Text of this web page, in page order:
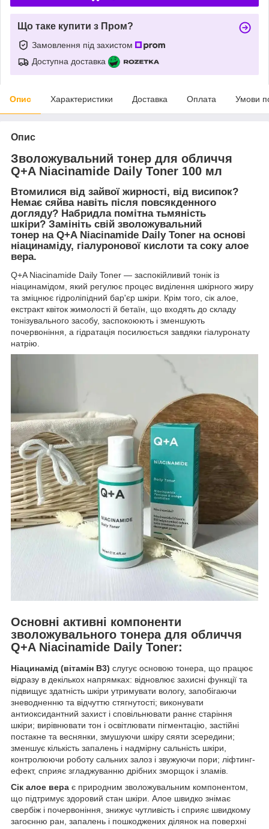
Що таке купити з Пром?
Замовлення під захистом
Доступна доставка
Опис Характеристики Доставка Оплата Умови
Опис
Зволожувальний тонер для обличчя
Q+A Niacinamide Daily Toner 100 мл
Втомилися від зайвої жирності, від висипок?
Немає сяйва навіть після повсякденного
догляду? Набридла помітна тьмяність
шкіри? Замініть свій зволожувальний
тонер на Q+A Niacinamide Daily Toner на основі
ніацинаміду, гіалуронової кислоти та соку алое
вера.
Q+A Niacinamide Daily Toner — заспокійливий тонік із
ніацинамідом, який регулює процес виділення шкірного жиру
та зміцнює гідроліпідний бар'єр шкіри. Крім того, сік алое,
екстракт квіток жимолості й бетаїн, що входять до складу
тонізувального засобу, заспокоюють і зменшують
почервоніння, а гідратація посилюється завдяки гіалуронату
натрію.
Основні активні компоненти
зволожувального тонера для обличчя
Q+A Niacinamide Daily Toner:
Ніацинамід (вітамін В3) слугує основою тонера, що працює
відразу в декількох напрямках: відновлює захисні функції та
підвищує здатність шкіри утримувати вологу, запобігаючи
зневодненню та відчуттю стягнутості; виконувати
антиоксидантний захист і сповільнювати раннє старіння
шкіри; вирівнювати тон і освітлювати пігментацію, застійні
постакне та веснянки, змушуючи шкіру сяяти зсередини;
зменшує кількість запалень і надмірну сальність шкіри,
контролюючи роботу сальних залоз і звужуючи пори; ліфтинг-
ефект, сприяє згладжуванню дрібних зморщок і зламів.
Сік алое вера є природним зволожувальним компонентом,
що підтримує здоровий стан шкіри. Алое швидко знімає
свербіж і почервоніння, знижує чутливість і сприяє швидкому
загоєнню ран, запалень і пошкоджених ділянок на поверхні